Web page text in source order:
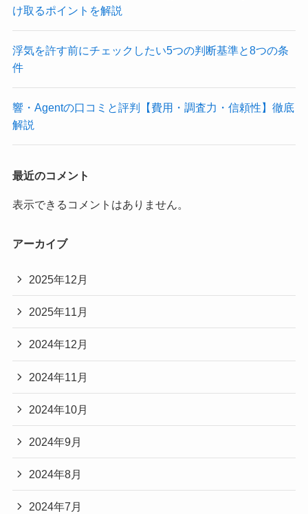
け取るポイントを解説
浮気を許す前にチェックしたい5つの判断基準と8つの条
件
響・Agentの口コミと評判【費用・調査力・信頼性】徹底
解説
最近のコメント
表示できるコメントはありません。
アーカイブ
2025年12月
2025年11月
2024年12月
2024年11月
2024年10月
2024年9月
2024年8月
2024年7月